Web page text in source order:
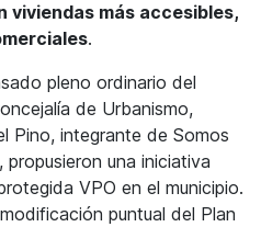
viviendas más accesibles,
.
pleno ordinario del
de Urbanismo,
Pino, integrante de Somos
una iniciativa
VPO en el municipio.
puntual del Plan